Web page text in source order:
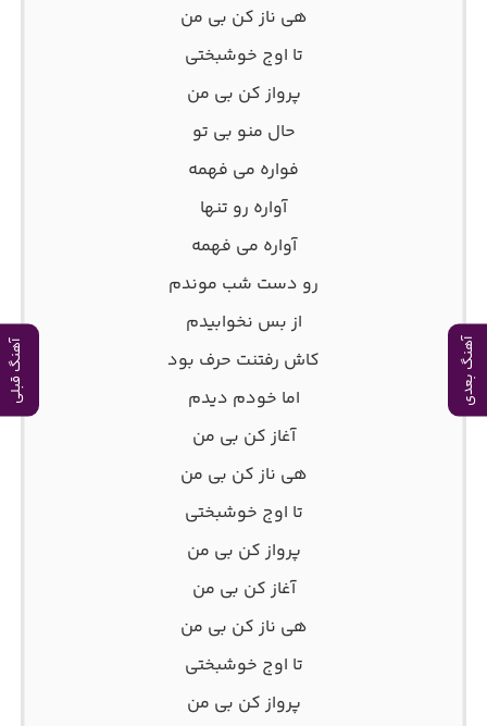
آهنگ بعدی آهنگ قبلی
هی ناز کن بی من
تا اوج خوشبختی
پرواز کن بی من
حال منو بی تو
فواره می فهمه
آواره رو تنها
آواره می فهمه
رو دست شب موندم
از بس نخوابیدم
کاش رفتنت حرف بود
اما خودم دیدم
آغاز کن بی من
هی ناز کن بی من
تا اوج خوشبختی
پرواز کن بی من
آغاز کن بی من
هی ناز کن بی من
تا اوج خوشبختی
پرواز کن بی من